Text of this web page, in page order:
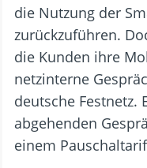
die Nutzung der
zurückzuführen.
die Kunden ihre
netzinterne
deutsche Festnetz.
abgehenden
einem